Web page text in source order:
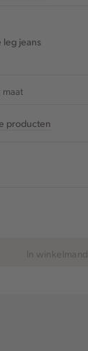
leg jeans
maat
producten
In winkelmand